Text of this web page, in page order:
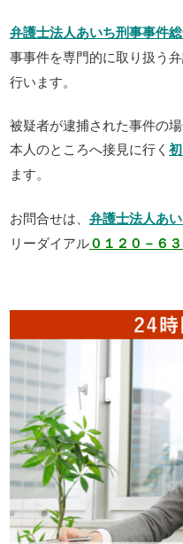
弁護士法人あいち刑事事件
事事件を専門的に取り扱う
行います。
被疑者が逮捕された事件の
本人のところへ接見に行く
ます。
お問合せは、弁護士法人あ
リーダイアル０１２０－６